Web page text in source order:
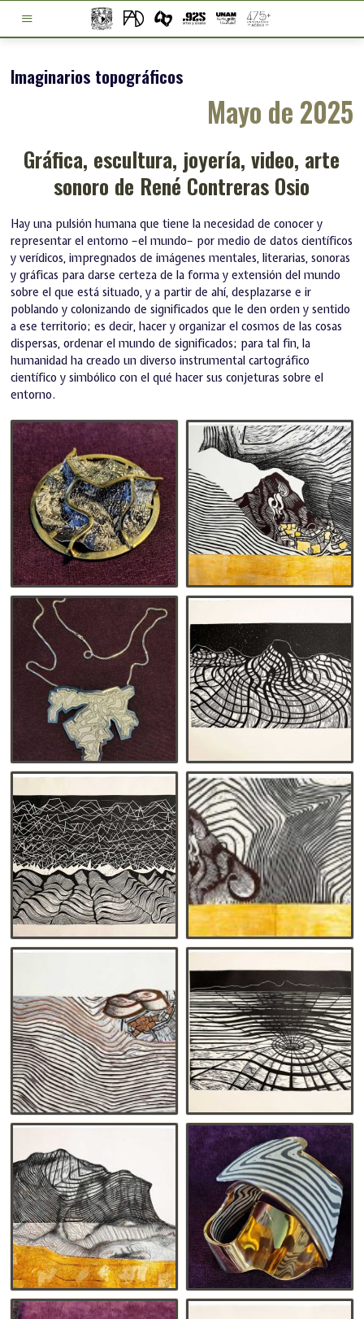
Imaginarios topográficos
Mayo de 2025
Gráfica, escultura, joyería, video, arte
sonoro de René Contreras Osio
Hay una pulsión humana que tiene la necesidad de conocer y
representar el entorno –el mundo– por medio de datos científicos
y verídicos, impregnados de imágenes mentales, literarias, sonoras
y gráficas para darse certeza de la forma y extensión del mundo
sobre el que está situado, y a partir de ahí, desplazarse e ir
poblando y colonizando de significados que le den orden y sentido
a ese territorio; es decir, hacer y organizar el cosmos de las cosas
dispersas, ordenar el mundo de significados; para tal fin, la
humanidad ha creado un diverso instrumental cartográfico
científico y simbólico con el qué hacer sus conjeturas sobre el
entorno.